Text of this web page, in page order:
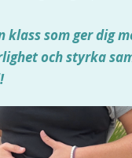
klass som ger dig
och styrka